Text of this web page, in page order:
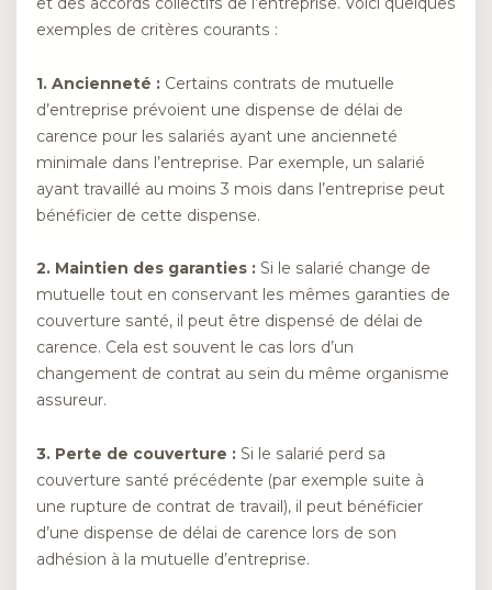
exemples de critères courants :
1. Ancienneté : Certains contrats de mutuelle
d’entreprise prévoient une dispense de délai de
carence pour les salariés ayant une ancienneté
minimale dans l’entreprise. Par exemple, un salarié
ayant travaillé au moins 3 mois dans l’entreprise peut
bénéficier de cette dispense.
2. Maintien des garanties : Si le salarié change de
mutuelle tout en conservant les mêmes garanties de
couverture santé, il peut être dispensé de délai de
carence. Cela est souvent le cas lors d’un
changement de contrat au sein du même organisme
assureur.
3. Perte de couverture : Si le salarié perd sa
couverture santé précédente (par exemple suite à
une rupture de contrat de travail), il peut bénéficier
d’une dispense de délai de carence lors de son
adhésion à la mutuelle d’entreprise.